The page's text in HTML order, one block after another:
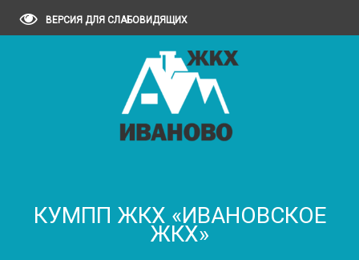
ВЕРСИЯ ДЛЯ СЛАБОВИДЯЩИХ
КУМПП ЖКХ «ИВАНОВСКОЕ
ЖКХ»